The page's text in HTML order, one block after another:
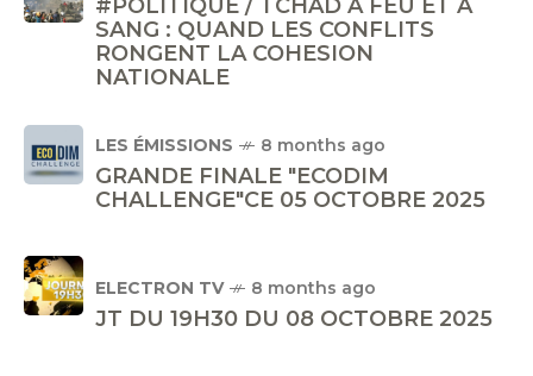
#POLITIQUE / TCHAD A FEU ET A
SANG : QUAND LES CONFLITS
RONGENT LA COHESION
NATIONALE
LES ÉMISSIONS 8 months ago
GRANDE FINALE "ECODIM
CHALLENGE"CE 05 OCTOBRE 2025
ELECTRON TV 8 months ago
JT DU 19H30 DU 08 OCTOBRE 2025